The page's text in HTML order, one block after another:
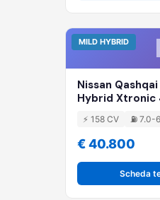
MILD HYBRID
Nissan
Hybrid Xtronic
⚡ 158 CV ⛽ 7.0-
€ 40.800
Scheda